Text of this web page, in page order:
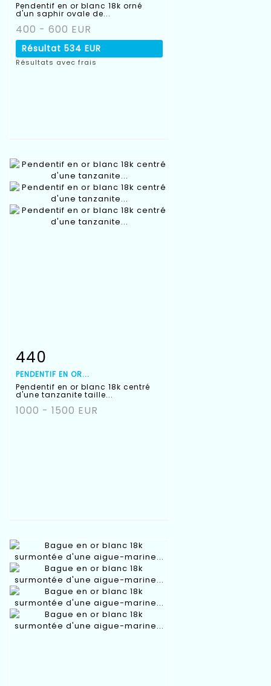
Pendentif en or blanc 18k orné
d'un saphir ovale de...
400 - 600 EUR
Résultat 534 EUR
Résultats avec frais
Fiche détaillée
440
PENDENTIF EN OR...
Pendentif en or blanc 18k centré
d'une tanzanite taille...
1000 - 1500 EUR